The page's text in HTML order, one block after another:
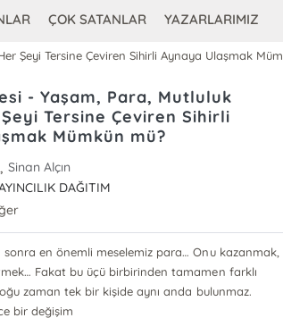
ÇOK SATANLAR YAZARLARIMIZ
Şeyi Tersine Çeviren Sihirli Aynaya Ulaşmak
- Yaşam, Para, Mutluluk
Tersine Çeviren Sihirli
Mümkün mü?
, Sinan Alçın
DAĞITIM
sonra en önemli meselemiz para… Onu kazanmak,
Fakat bu üçü birbirinden tamamen farklı
zaman tek bir kişide aynı anda bulunmaz.
bir değişim